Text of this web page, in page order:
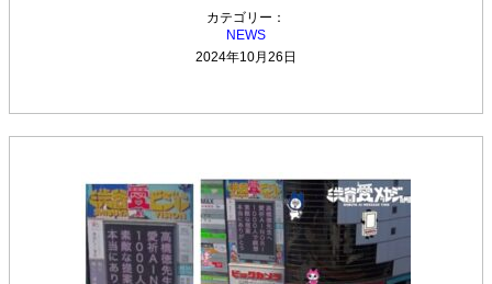
カテゴリー：
NEWS
2024年10月26日